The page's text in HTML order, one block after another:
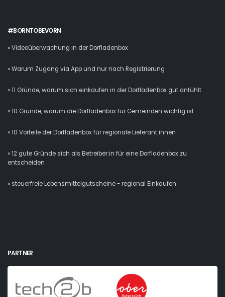
#BORNTOBEVORN
» Videoüberwachung in der Dorfladenbox
» Warum Zugang via App und nur nach Registrierung
» 11 Gründe, warum sich einkaufen in der Dorfladenbox gut anfühlt
» 10 Gründe, warum die Dorfladenbox für Gemeinden wichtig ist
» 10 Vorteile der Dorfladenbox für regionale Lieferant:innen
» 12 gute Gründe sich als Betreiber:in für eine Dorfladenbox zu
entscheiden
» steuerfreie Lebensmittelgutscheine - regional Einkaufen
PARTNER